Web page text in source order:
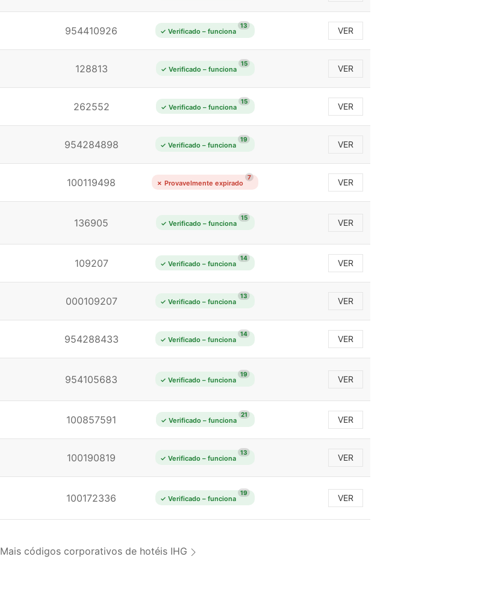
954410926 ✓ Verificado – funciona
13 VER
128813 ✓ Verificado – funciona
15 VER
262552 ✓ Verificado – funciona
15 VER
954284898 ✓ Verificado – funciona
19 VER
100119498 ✗ Provavelmente expirado
7 VER
136905 ✓ Verificado – funciona
15 VER
109207 ✓ Verificado – funciona
14 VER
000109207 ✓ Verificado – funciona
13 VER
954288433 ✓ Verificado – funciona
14 VER
954105683 ✓ Verificado – funciona
19 VER
100857591 ✓ Verificado – funciona
21 VER
100190819 ✓ Verificado – funciona
13 VER
100172336 ✓ Verificado – funciona
19 VER
Mais códigos corporativos de hotéis IHG